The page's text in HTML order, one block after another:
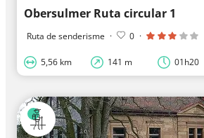
Obersulmer Ruta circular 1
Ruta de senderisme · 0 ·
5,56 km 141 m 01h20